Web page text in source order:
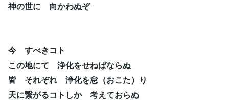
神の世に 向かわぬぞ
今 すべきコト
この地にて 浄化をせねばならぬ
皆 それぞれ 浄化を怠（おこた）り
天に繋がるコトしか 考えておらぬ